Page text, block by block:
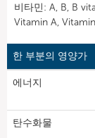
비타민: A, B, B
Vitamin A,
한 부분의 영양가
에너지
탄수화물